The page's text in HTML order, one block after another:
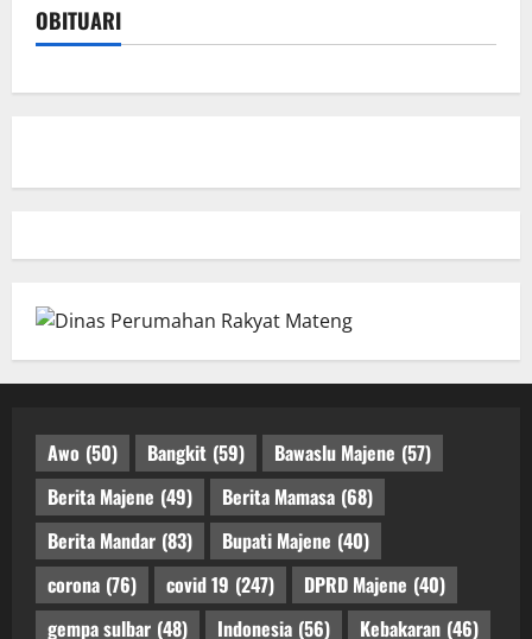
OBITUARI
Awo (50) Bangkit (59) Bawaslu Majene (57)
Berita Majene (49) Berita Mamasa (68)
Berita Mandar (83) Bupati Majene (40)
corona (76) covid 19 (247) DPRD Majene (40)
gempa sulbar (48) Indonesia (56) Kebakaran (46)